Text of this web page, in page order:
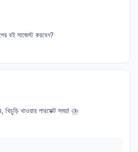
বই সাজেস্ট করবেন?
খিচুড়ি খাওয়ার পারফেক্ট সময়! ⛈️